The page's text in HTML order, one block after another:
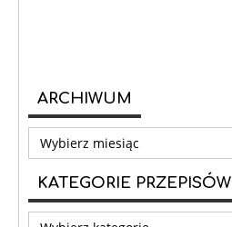
ARCHIWUM
Archiwum
KATEGORIE PRZEPISÓW
Kategorie